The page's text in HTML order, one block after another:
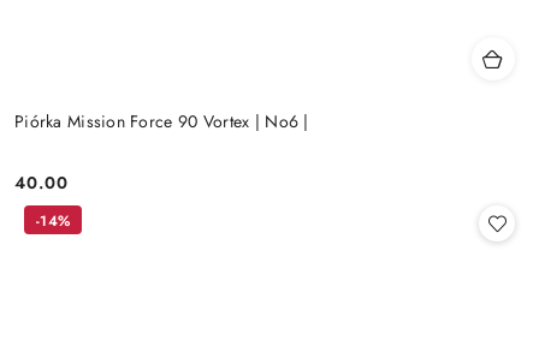
Piórka Mission Force 90 Vortex | No6 |
Cena:
40.00
-14%